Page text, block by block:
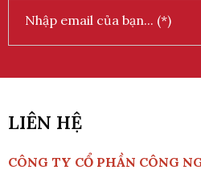
LIÊN HỆ
CÔNG TY CỔ PHẦN CÔNG